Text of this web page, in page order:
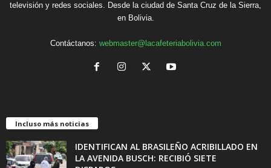
televisión y redes sociales. Desde la ciudad de Santa Cruz de la Sierra,
en Bolivia.
Contáctanos: webmaster@lacafeteriabolivia.com
Incluso más noticias
IDENTIFICAN AL BRASILEÑO ACRIBILLADO EN
LA AVENIDA BUSCH: RECIBIÓ SIETE